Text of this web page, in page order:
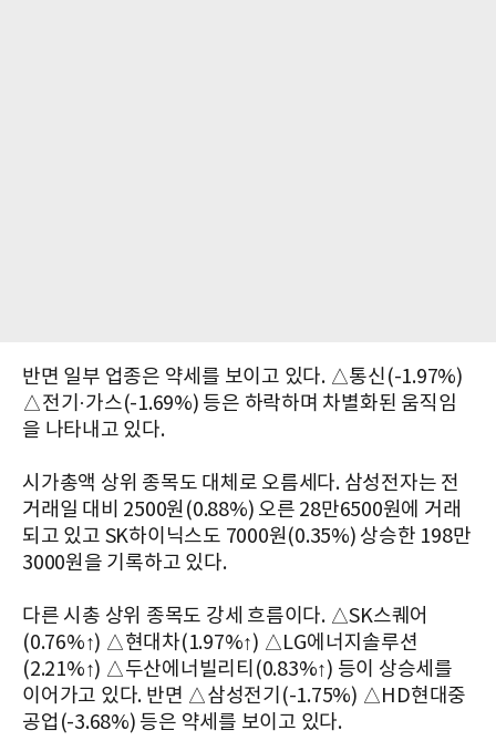
반면 일부 업종은 약세를 보이고 있다. △통신(-1.97%)
△전기·가스(-1.69%) 등은 하락하며 차별화된 움직임
을 나타내고 있다.
시가총액 상위 종목도 대체로 오름세다. 삼성전자는 전
거래일 대비 2500원(0.88%) 오른 28만6500원에 거래
되고 있고 SK하이닉스도 7000원(0.35%) 상승한 198만
3000원을 기록하고 있다.
다른 시총 상위 종목도 강세 흐름이다. △SK스퀘어
(0.76%↑) △현대차(1.97%↑) △LG에너지솔루션
(2.21%↑) △두산에너빌리티(0.83%↑) 등이 상승세를
이어가고 있다. 반면 △삼성전기(-1.75%) △HD현대중
공업(-3.68%) 등은 약세를 보이고 있다.